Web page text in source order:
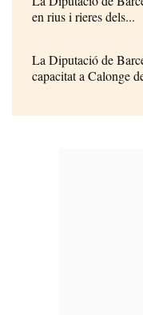
en rius i rieres dels...
La Diputació de
capacitat a Calonge